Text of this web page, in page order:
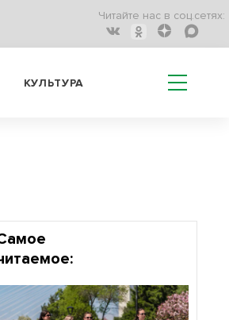
Читайте нас в соц.сетях:
КУЛЬТУРА